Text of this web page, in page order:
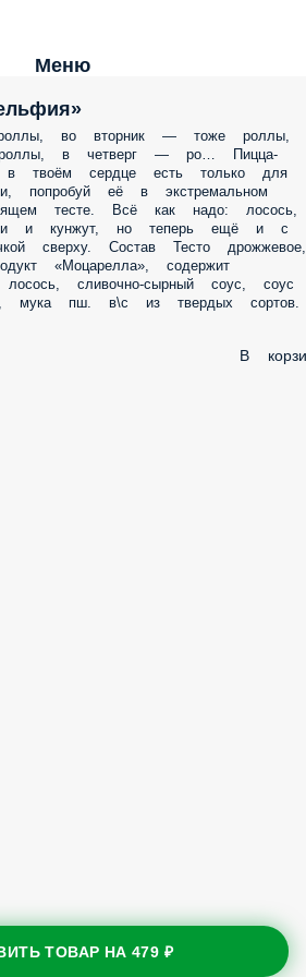
Меню
во вторник — тоже роллы,
в четверг — ро… Пицца-
твоём сердце есть только для
попробуй её в экстремальном
тесте. Всё как надо: лосось,
и кунжут, но теперь ещё и с
сверху. Состав Тесто дрожжевое,
«Моцарелла», содержит
сливочно-сырный соус, соус
мука пш. в\с из твердых сортов.
В
ТОВАР НА479 ₽